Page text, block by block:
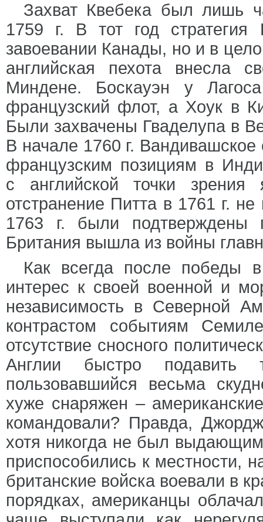
Захват Квебека был лишь
1759 г. В тот год
завоевании Канады, но и в
английская пехота внесла
Миндене. Боскауэн у
французский флот, а Хоук в
Были захвачены Гваделупа в
В начале 1760 г.
французским позициям в
с английской точки
отстранение Питта в 1761 г.
1763 г. были подтверждены
Британия вышла из войны
Как всегда после победы
интерес к своей военной и
независимость в Северной
контрастом событиям
отсутствие сносного
Англии быстро
пользовавшийся весьма
хуже снаряжен –
командовали? Правда,
хотя никогда не был
приспособились к местности,
британские войска воевали в
порядках, американцы